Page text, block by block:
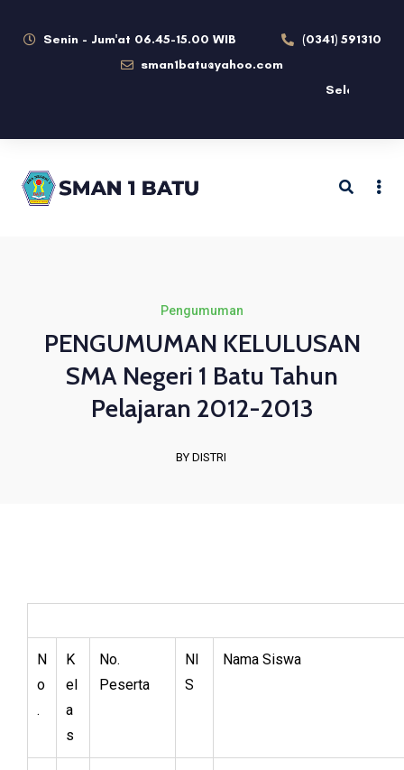
Senin - Jum'at 06.45-15.00 WIB
(0341) 591310
sman1batu@yahoo.com
Selamat datang di
Pengumuman
PENGUMUMAN KELULUSAN
SMA Negeri 1 Batu Tahun
Pelajaran 2012-2013
BY DISTRI
N
o
.
K
el
a
s
No.
Peserta
NI
S
Nama Siswa